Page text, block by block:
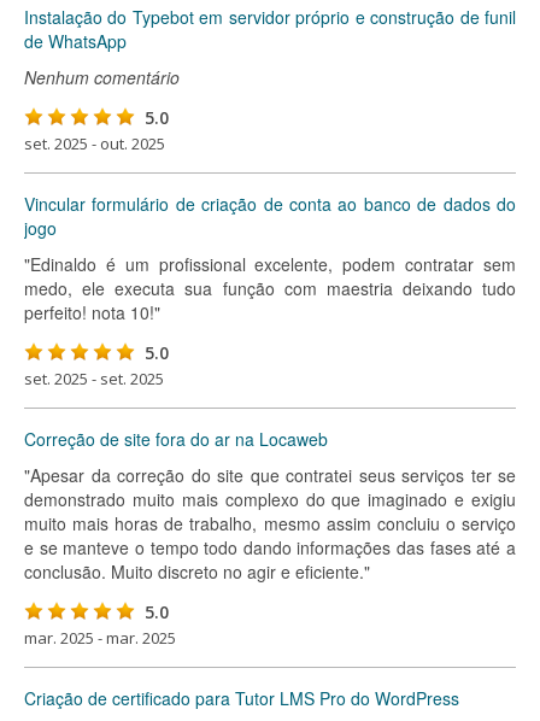
Instalação do Typebot em servidor próprio e construção de funil
de WhatsApp
Nenhum comentário
5.0
set. 2025 - out. 2025
Vincular formulário de criação de conta ao banco de dados do
jogo
"Edinaldo é um profissional excelente, podem contratar sem
medo, ele executa sua função com maestria deixando tudo
perfeito! nota 10!"
5.0
set. 2025 - set. 2025
Correção de site fora do ar na Locaweb
"Apesar da correção do site que contratei seus serviços ter se
demonstrado muito mais complexo do que imaginado e exigiu
muito mais horas de trabalho, mesmo assim concluiu o serviço
e se manteve o tempo todo dando informações das fases até a
conclusão. Muito discreto no agir e eficiente."
5.0
mar. 2025 - mar. 2025
Criação de certificado para Tutor LMS Pro do WordPress